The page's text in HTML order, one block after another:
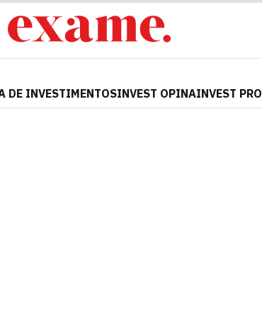
DE INVESTIMENTOSINVEST OPINAINVEST PRO